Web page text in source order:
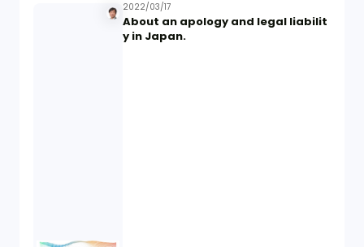
2022/03/17
About an apology and legal liabilit
y in Japan.